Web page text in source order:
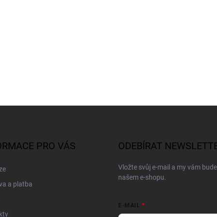
PRO VÁS
a platba
ODEBÍRAT
Vložte svůj e-mail a my vám
našem e-shopu.
E-MAIL